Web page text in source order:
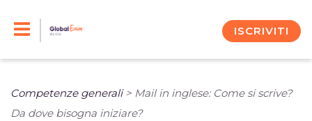
ISCRIVITI
Competenze generali> Mail in inglese: Come si scrive?
Da dove bisogna iniziare?